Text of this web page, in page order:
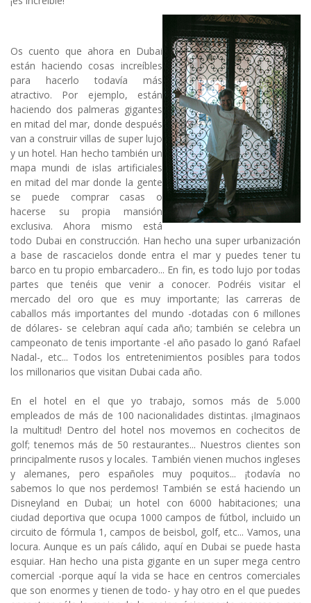
Os cuento que ahora en Dubai
están haciendo cosas increíbles
para hacerlo todavía más
atractivo. Por ejemplo, están
haciendo dos palmeras gigantes
en mitad del mar, donde después
van a construir villas de super lujo
y un hotel. Han hecho también un
mapa mundi de islas artificiales
en mitad del mar donde la gente
se puede comprar casas o
hacerse su propia mansión
exclusiva. Ahora mismo está
todo Dubai en construcción. Han hecho una super urbanización
a base de rascacielos donde entra el mar y puedes tener tu
barco en tu propio embarcadero... En fin, es todo lujo por todas
partes que tenéis que venir a conocer. Podréis visitar el
mercado del oro que es muy importante; las carreras de
caballos más importantes del mundo -dotadas con 6 millones
de dólares- se celebran aquí cada año; también se celebra un
campeonato de tenis importante -el año pasado lo ganó Rafael
Nadal-, etc... Todos los entretenimientos posibles para todos
los millonarios que visitan Dubai cada año.
En el hotel en el que yo trabajo, somos más de 5.000
empleados de más de 100 nacionalidades distintas. ¡Imaginaos
la multitud! Dentro del hotel nos movemos en cochecitos de
golf; tenemos más de 50 restaurantes... Nuestros clientes son
principalmente rusos y locales. También vienen muchos ingleses
y alemanes, pero españoles muy poquitos... ¡todavía no
sabemos lo que nos perdemos! También se está haciendo un
Disneyland en Dubai; un hotel con 6000 habitaciones; una
ciudad deportiva que ocupa 1000 campos de fútbol, incluido un
circuito de fórmula 1, campos de beisbol, golf, etc... Vamos, una
locura. Aunque es un país cálido, aquí en Dubai se puede hasta
esquiar. Han hecho una pista gigante en un super mega centro
comercial -porque aquí la vida se hace en centros comerciales
que son enormes y tienen de todo- y hay otro en el que puedes